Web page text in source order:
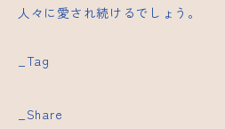
人々に愛され続けるでしょう。
_Tag
_Share